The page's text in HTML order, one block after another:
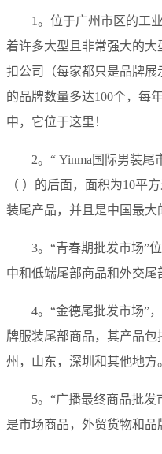
1。位于广州市区的工
着许多大型且非常强大的
扣公司（每家都只是品牌展
的品牌数量多达100个，每
中，它位于这里！
2。“ Yinma国际男装尾
（ ）的后面，面积为10平
装尾产品，并且是中国最大
3。“青春期批发市场”
中和低端尾部商品和外交尾
4。“金德尾批发市场”
牌服装尾部商品，其产品
州，山东，深圳和其他地方
5。“广播最终商品批
是市场商品，外贸货物和品